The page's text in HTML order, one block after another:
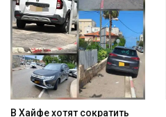
В Хайфе хотят сократить